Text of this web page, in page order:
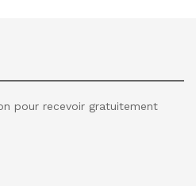
pour recevoir gratuitement